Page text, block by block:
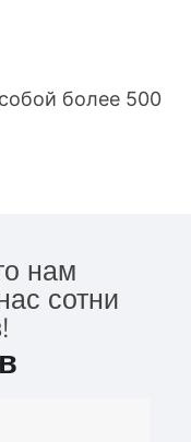
более 500
нам
сотни